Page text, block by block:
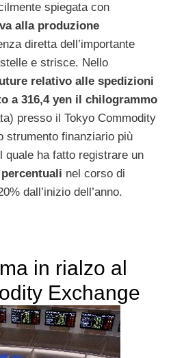
spiegata con
alla produzione
diretta dell’importante
e strisce. Nello
relativo alle spedizioni
a 316,4 yen il chilogrammo
presso il Tokyo Commodity
strumento finanziario più
quale ha fatto registrare un
nel corso di
dall’inizio dell’anno.
in rialzo al
Exchange